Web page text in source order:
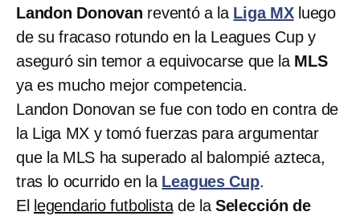
Landon Donovan reventó a la Liga MXluego
de su fracaso rotundo en la Leagues Cup y
aseguró sin temor a equivocarse que la MLS
ya es mucho mejor competencia.
Landon Donovan se fue con todo en contra de
la Liga MX y tomó fuerzas para argumentar
que la MLS ha superado al balompié azteca,
tras lo ocurrido en la Leagues Cup.
El legendario futbolistade la Selección de